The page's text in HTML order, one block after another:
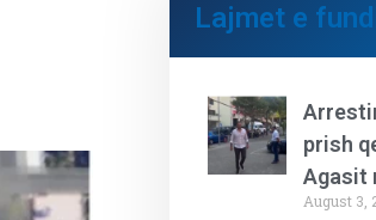
Lajmet e
prish
Agasit
August 3,